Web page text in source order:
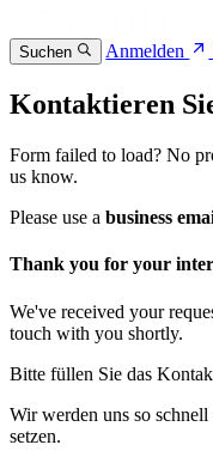
Suchen Anmelden
Kontaktieren
Form failed to load? No
us know.
Please use a business
Thank you for your
We've received your
touch with you shortly.
Bitte füllen Sie das
Wir werden uns so
setzen.